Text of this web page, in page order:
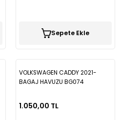
Sepete Ekle
VOLKSWAGEN CADDY 2021-
BAGAJ HAVUZU BG074
1.050,00 TL